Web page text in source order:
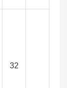
32